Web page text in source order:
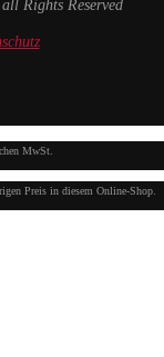
Rights Reserved
MwSt.
Preis in diesem Online-Shop.